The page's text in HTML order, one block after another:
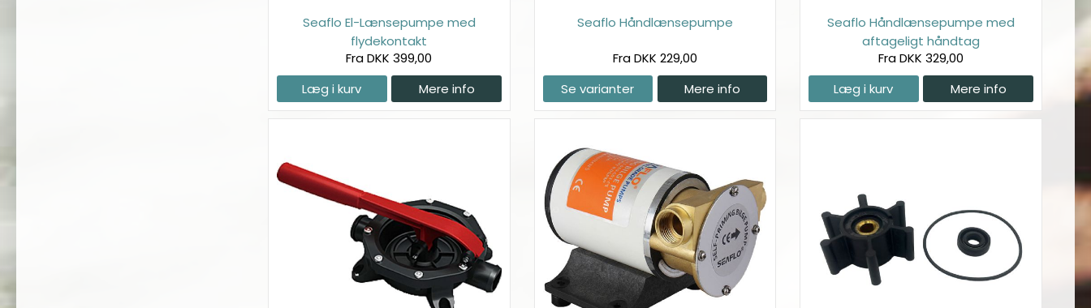
Seaflo El-Lænsepumpe med
flydekontakt
Fra DKK 399,00
Læg i kurv
Mere info
Seaflo Håndlænsepumpe
Fra DKK 229,00
Se varianter
Mere info
Seaflo Håndlænsepumpe med
aftageligt håndtag
Fra DKK 329,00
Læg i kurv
Mere info